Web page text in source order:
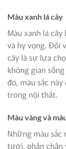
Màu xanh lá cây
Màu xanh lá
và hy vọng. Đối
cây là sự lựa
không gian
đó, màu sắc
trong nội thất.
Màu vàng và
Những màu
tươi, phấn chấn